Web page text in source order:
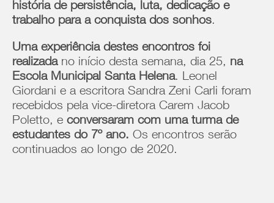
história de persistência, luta, dedicação e
trabalho para a conquista dos sonhos.
Uma experiência destes encontros foi
realizadano início desta semana, dia 25, na
Escola Municipal Santa Helena. Leonel
Giordani e a escritora Sandra Zeni Carli foram
recebidos pela vice-diretora Carem Jacob
Poletto, e conversaram com uma turma de
estudantes do 7º ano. Os encontros serão
continuados ao longo de 2020.